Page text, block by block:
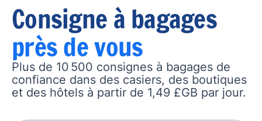
Consigne à bagages
près de vous
Plus de 10 500 consignes à bagages de
confiance dans des casiers, des boutiques
et des hôtels à partir de 1,49 £GB par jour.